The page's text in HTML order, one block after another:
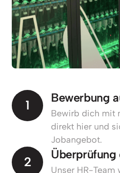
1
Bewerbung
Bewirb dich mit
direkt hier und
Jobangebot.
2
Überprüfung
Unser HR-Team